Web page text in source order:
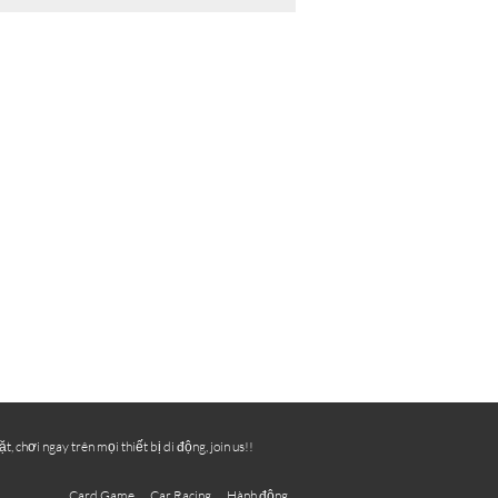
chơi ngay trên mọi thiết bị di động, join us!!